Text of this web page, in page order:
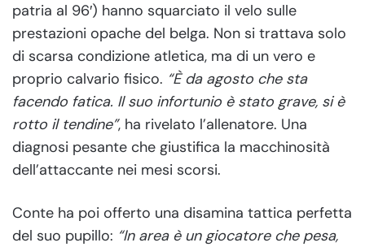
patria al 96′) hanno squarciato il velo sulle
prestazioni opache del belga. Non si trattava solo
di scarsa condizione atletica, ma di un vero e
proprio calvario fisico. “È da agosto che sta
facendo fatica. Il suo infortunio è stato grave, si è
rotto il tendine”, ha rivelato l’allenatore. Una
diagnosi pesante che giustifica la macchinosità
dell’attaccante nei mesi scorsi.
Conte ha poi offerto una disamina tattica perfetta
del suo pupillo: “In area è un giocatore che pesa,